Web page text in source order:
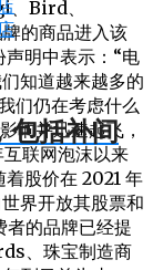
、Bird、
的商品进入该
明中表示：“电
知道越来越多的
们仍在考虑什么
响并迅速起飞，
联网泡沫以来
股价在 2021 年
界开放其股票和
者的品牌已经提
、珠宝制造商
包括补间